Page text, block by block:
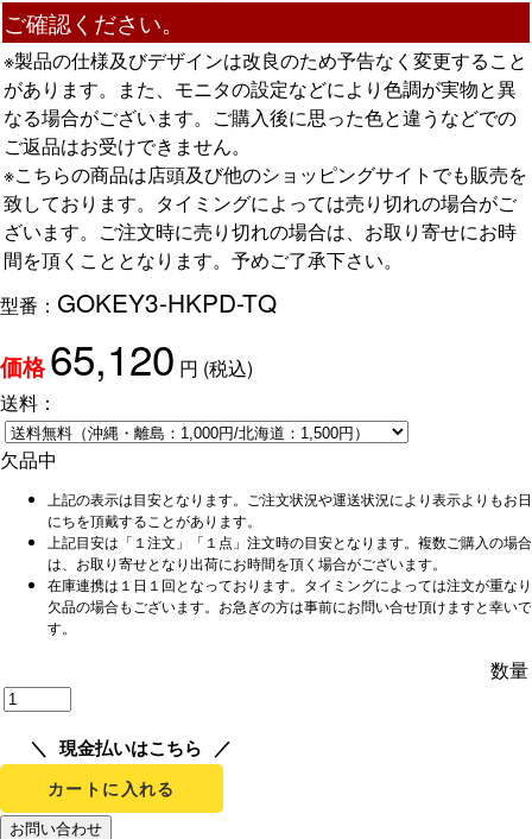
ご確認ください。
※製品の仕様及びデザインは改良のため予告なく変更すること
があります。また、モニタの設定などにより色調が実物と異
なる場合がございます。ご購入後に思った色と違うなどでの
ご返品はお受けできません。
※こちらの商品は店頭及び他のショッピングサイトでも販売を
致しております。タイミングによっては売り切れの場合がご
ざいます。ご注文時に売り切れの場合は、お取り寄せにお時
間を頂くこととなります。予めご了承下さい。
型番： GOKEY3-HKPD-TQ
価格 65,120 円 (税込)
送料：
欠品中
上記の表示は目安となります。ご注文状況や運送状況により表示よりもお日
にちを頂戴することがあります。
上記目安は「１注文」「１点」注文時の目安となります。複数ご購入の場合
は、お取り寄せとなり出荷にお時間を頂く場合がございます。
在庫連携は１日１回となっております。タイミングによっては注文が重なり
欠品の場合もございます。お急ぎの方は事前にお問い合せ頂けますと幸いで
す。
数量
現金払いはこちら
カートに入れる